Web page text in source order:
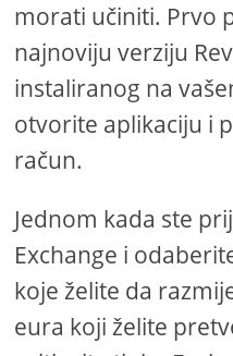
morati učiniti. Prvo
najnoviju verziju
instaliranog na
otvorite aplikaciju i
račun.
Jednom kada ste
Exchange i
koje želite da
eura koji želite